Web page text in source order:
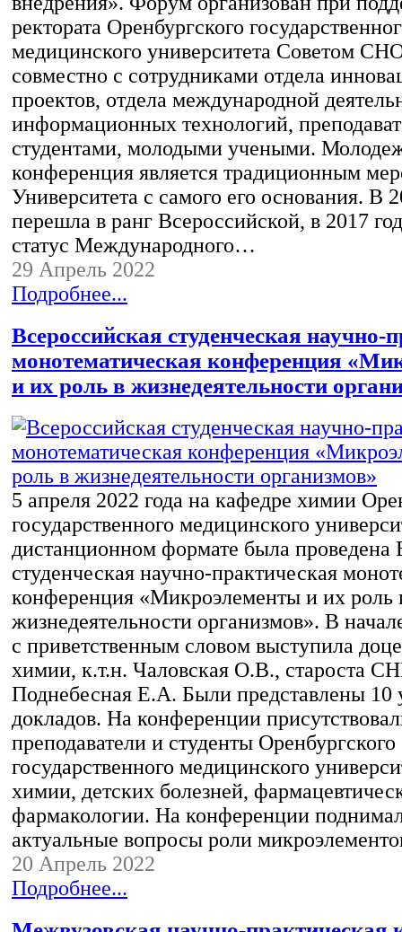
ректората Оренбургского
медицинского университета Советом
совместно с сотрудниками отдела
проектов, отдела международной
информационных технологий,
студентами, молодыми учеными.
конференция является традиционным
Университета с самого его основания. В
перешла в ранг Всероссийской, в 2017
статус Международного…
29 Апрель 2022
Подробнее...
Всероссийская студенческая научно-
монотематическая конференция
и их роль в жизнедеятельности
5 апреля 2022 года на кафедре химии
государственного медицинского
дистанционном формате была проведена
студенческая научно-практическая
конференция «Микроэлементы и их роль
жизнедеятельности организмов». В
с приветственным словом выступила
химии, к.т.н. Чаловская О.В., староста
Поднебесная Е.А. Были представлены 10
докладов. На конференции
преподаватели и студенты Оренбургского
государственного медицинского
химии, детских болезней,
фармакологии. На конференции
актуальные вопросы роли
20 Апрель 2022
Подробнее...